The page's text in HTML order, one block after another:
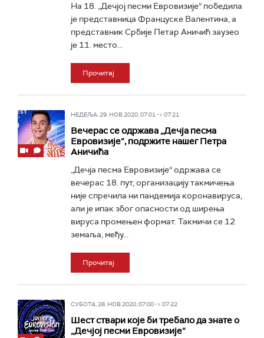
На 18. „Дечјој песми Евровизије“ победила
је представница Француске Валентина, а
представник Србије Петар Аничић заузео
је 11. место...
Прочитај
НЕДЕЉА, 29. НОВ 2020, 07:01 -> 07:21
Вечерас се одржава „Дечја песма
Евровизије“, подржите нашег Петра
Аничића
„Дечја песма Евровизије“ одржава се
вечерас 18. пут, организацију такмичења
није спречила ни пандемија коронавируса,
али је ипак због опасности од ширења
вируса промењен формат. Такмичи се 12
земаља, међу...
Прочитај
СУБОТА, 28. НОВ 2020, 07:00 -> 07:22
Шест ствари које би требало да знате о
„Дечјој песми Евровизије“